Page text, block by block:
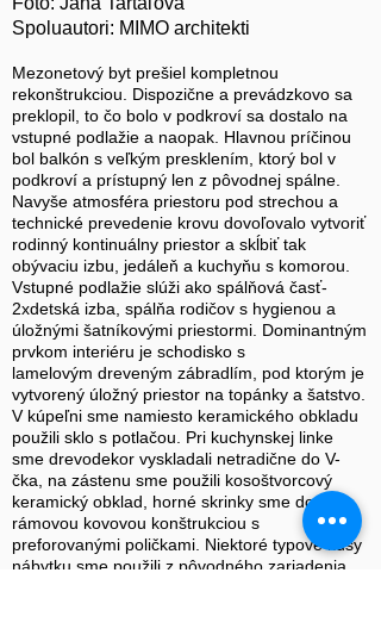
Spoluautori: MIMO architekti
Mezonetový byt prešiel kompletnou
rekonštrukciou. Dispozične a prevádzkovo sa
preklopil, to čo bolo v podkroví sa dostalo na
vstupné podlažie a naopak. Hlavnou príčinou
bol balkón s veľkým presklením, ktorý bol v
podkroví a prístupný len z pôvodnej spálne.
Navyše atmosféra priestoru pod strechou a
technické prevedenie krovu dovoľovalo vytvoriť
rodinný kontinuálny priestor a skĺbiť tak
obývaciu izbu, jedáleň a kuchyňu s komorou.
Vstupné podlažie slúži ako spálňová časť-
2xdetská izba, spálňa rodičov s hygienou a
úložnými šatníkovými priestormi. Dominantným
prvkom interiéru je schodisko s
lamelovým dreveným zábradlím, pod ktorým je
vytvorený úložný priestor na topánky a šatstvo.
V kúpeľni sme namiesto keramického obkladu
použili sklo s potlačou. Pri kuchynskej linke
sme drevodekor vyskladali netradične do V-
čka, na zástenu sme použili kosoštvorcový
keramický obklad, horné skrinky sme doplnili
rámovou kovovou konštrukciou s
preforovanými poličkami. Niektoré typové kusy
nábytku sme použili z pôvodného zariadenia